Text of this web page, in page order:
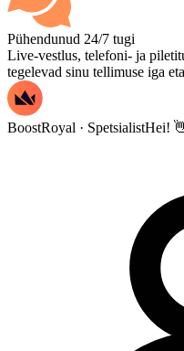
Pühendunud 24/7 tugi
Live-vestlus, telefoni- ja
tegelevad sinu tellimuse iga
BoostRoyal · SpetsialistHei!